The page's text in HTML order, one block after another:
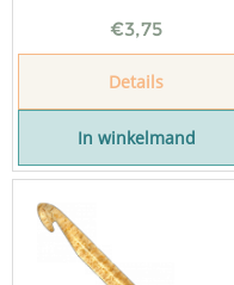
€3,75
Details
In winkelmand